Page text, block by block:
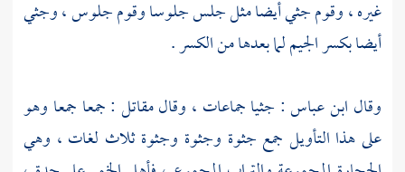
غيره ، وقوم جثي أيضا مثل جلس جلوسا وقوم جلوس ، وجثي
أيضا بكسر الجيم لما بعدها من الكسر .
وقال ابن عباس: جثيا جماعات ، وقالمقاتل : جمعا جمعا وهو
على هذا التأويل جمع جثوة وجثوة وجثوة ثلاث لغات ، وهي